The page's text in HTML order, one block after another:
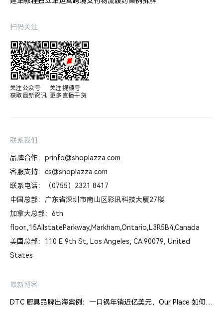
扫码关注
关注公众号
获取最新资讯
关注视频号
更多直播干货
联系我们
品牌合作：prinfo@shoplazza.com
客服支持：cs@shoplazza.com
联系电话：（0755）2321 8417
中国总部：广东省深圳市南山区彩讯科技大厦27楼
加拿大总部：6th
floor.,15AllstateParkway,Markham,Ontario,L3R5B4,Canada
美国总部：110 E 9th St, Los Angeles, CA 90079, United
States
最新博客
DTC 厨具品牌出海案例：一口锅年销近亿美元，Our Place 如何建立信任体系